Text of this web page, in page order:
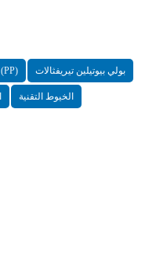
البولي بروبلين (PP) بولي بيوتيلين تيريفثالات
الخيوط التقنية